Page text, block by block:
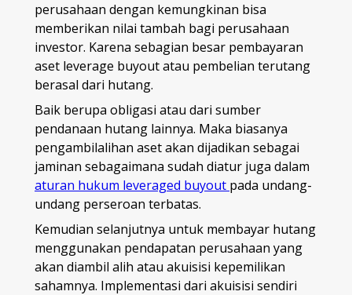
perusahaan dengan kemungkinan bisa
memberikan nilai tambah bagi perusahaan
investor. Karena sebagian besar pembayaran
aset leverage buyout atau pembelian terutang
berasal dari hutang.
Baik berupa obligasi atau dari sumber
pendanaan hutang lainnya. Maka biasanya
pengambilalihan aset akan dijadikan sebagai
jaminan sebagaimana sudah diatur juga dalam
aturan hukum leveraged buyout pada undang-
undang perseroan terbatas.
Kemudian selanjutnya untuk membayar hutang
menggunakan pendapatan perusahaan yang
akan diambil alih atau akuisisi kepemilikan
sahamnya. Implementasi dari akuisisi sendiri